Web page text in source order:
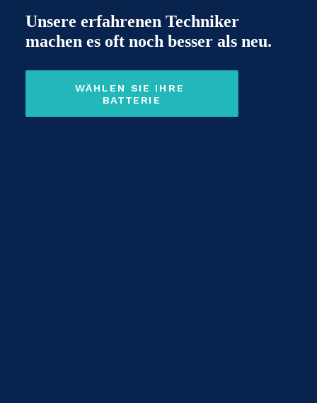
Unsere erfahrenen Techniker
machen es oft noch besser als neu.
WÄHLEN SIE IHRE
BATTERIE